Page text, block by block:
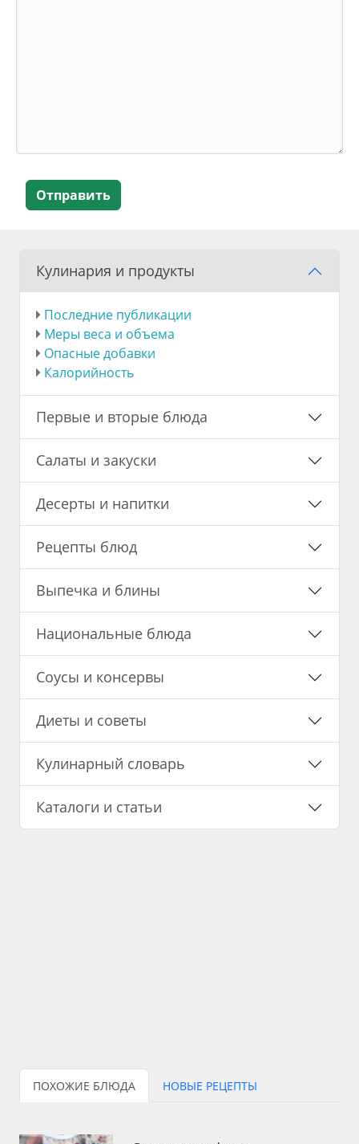
Отправить
Кулинария и продукты
Последние публикации
Меры веса и объема
Опасные добавки
Калорийность
Первые и вторые блюда
Салаты и закуски
Десерты и напитки
Рецепты блюд
Выпечка и блины
Национальные блюда
Соусы и консервы
Диеты и советы
Кулинарный словарь
Каталоги и статьи
ПОХОЖИЕ БЛЮДА НОВЫЕ РЕЦЕПТЫ